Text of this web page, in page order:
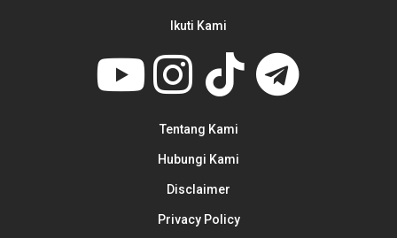
Ikuti Kami
Tentang Kami
Hubungi Kami
Disclaimer
Privacy Policy